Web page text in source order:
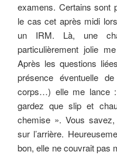
examens. Certains sont
le cas cet après midi
un IRM. Là, une
particulièrement jolie
Après les questions
présence éventuelle
corps…) elle me lance
gardez que slip et
chemise ». Vous
sur l’arrière.
bon, elle ne couvrait pas